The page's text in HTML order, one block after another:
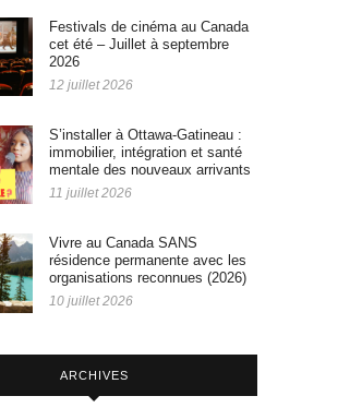
Festivals de cinéma au Canada
cet été – Juillet à septembre
2026
12 juillet 2026
S’installer à Ottawa-Gatineau :
immobilier, intégration et santé
mentale des nouveaux arrivants
11 juillet 2026
Vivre au Canada SANS
résidence permanente avec les
organisations reconnues (2026)
10 juillet 2026
ARCHIVES